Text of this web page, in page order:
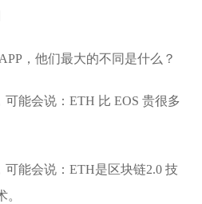
，他们最大的不同是什么？
能会说：ETH 比 EOS 贵很多
能会说：ETH是区块链2.0 技
。